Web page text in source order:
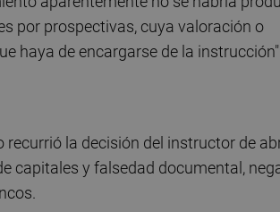
por prospectivas, cuya valoración o
haya de encargarse de la
la decisión del instructor de
capitales y falsedad documental,